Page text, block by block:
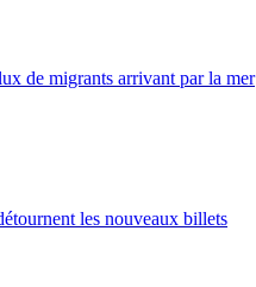
de migrants arrivant par la mer
les nouveaux billets